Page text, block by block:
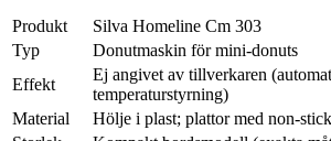
Produkt
Silva Homeline Cm 303
Typ
Donutmaskin för mini-donuts
Effekt
Ej angivet av tillverkaren
temperaturstyrning)
Material
Hölje i plast; plattor med non-